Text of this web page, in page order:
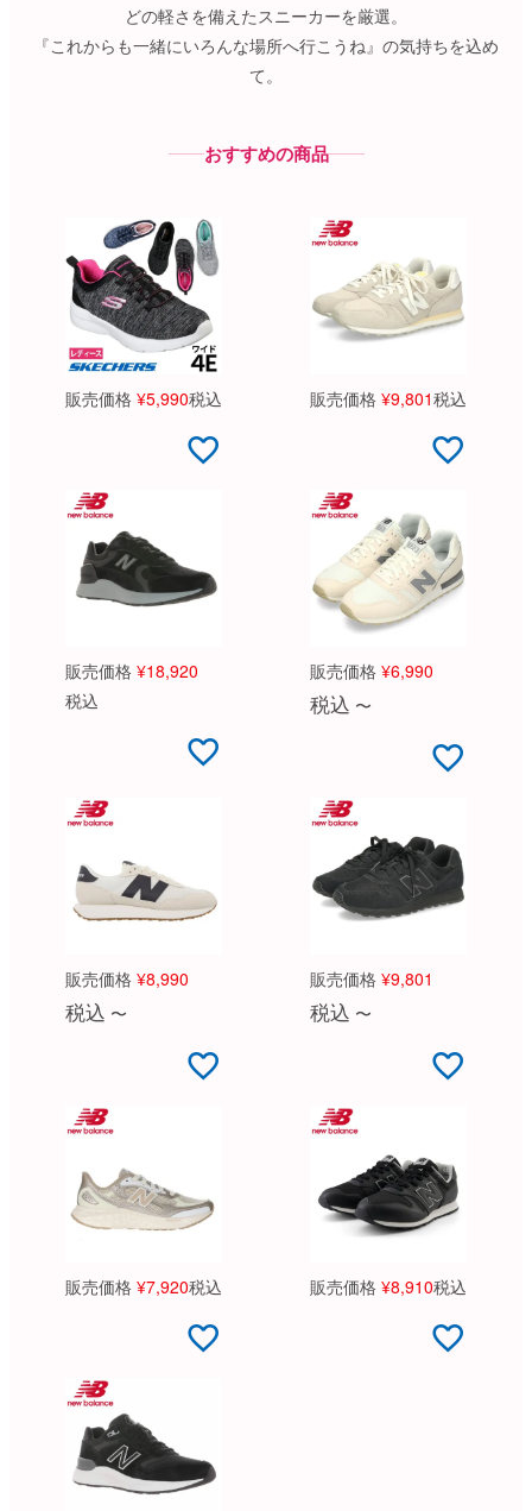
どの軽さを備えたスニーカーを厳選。
『これからも一緒にいろんな場所へ行こうね』の気持ちを込め
て。
おすすめの商品
販売価格 ¥5,990税込 販売価格 ¥9,801税込
販売価格 ¥18,920
税込
販売価格 ¥6,990
税込 〜
販売価格 ¥8,990
税込 〜
販売価格 ¥9,801
税込 〜
販売価格 ¥7,920税込 販売価格 ¥8,910税込